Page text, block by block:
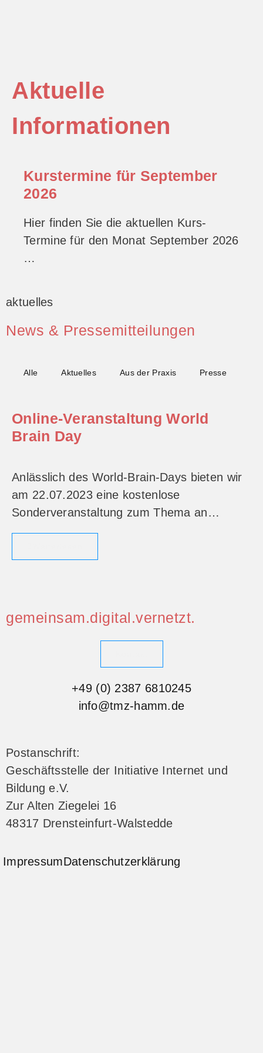
Aktuelle
Informationen
Kurstermine für September
2026
Hier finden Sie die aktuellen Kurs-
Termine für den Monat September 2026
…
aktuelles
News & Pressemitteilungen
Alle Aktuelles Aus der Praxis Presse
Online-Veranstaltung World
Brain Day
Anlässlich des World-Brain-Days bieten wir
am 22.07.2023 eine kostenlose
Sonderveranstaltung zum Thema an…
gemeinsam.digital.vernetzt.
+49 (0) 2387 6810245
info@tmz-hamm.de
Postanschrift:
Geschäftsstelle der Initiative Internet und
Bildung e.V.
Zur Alten Ziegelei 16
48317 Drensteinfurt-Walstedde
ImpressumDatenschutzerklärung